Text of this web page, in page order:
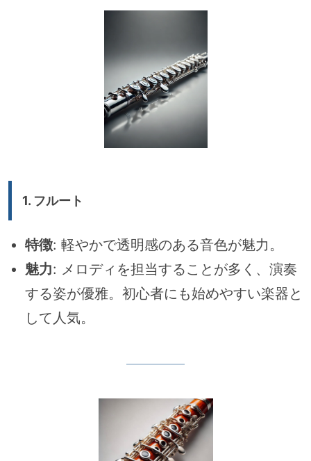
1. フルート
特徴: 軽やかで透明感のある音色が魅力。
魅力: メロディを担当することが多く、演奏
する姿が優雅。初心者にも始めやすい楽器と
して人気。